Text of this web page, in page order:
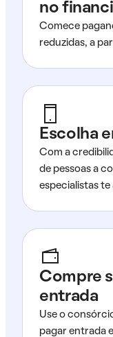
no
Comece
reduzidas, a
Escolha
Com a
de pessoas a
especialistas
Compre
entrada
Use o
pagar entrada